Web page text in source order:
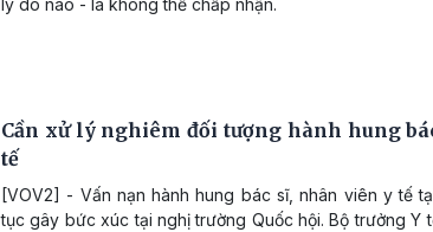
Cần xử lý nghiêm đối tượng hành hung
tế
[VOV2] - Vấn nạn hành hung bác sĩ, nhân viên y tế
tục gây bức xúc tại nghị trường Quốc hội. Bộ trưởng Y